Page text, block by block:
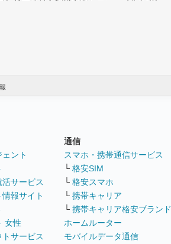
ント
サービス
報サイト
女性
サービス
通信
スマホ・携帯通信サービス
└ 格安SIM
└ 格安スマホ
└ 携帯キャリア
└ 携帯キャリア格安ブランド
ホームルーター
モバイルデータ通信